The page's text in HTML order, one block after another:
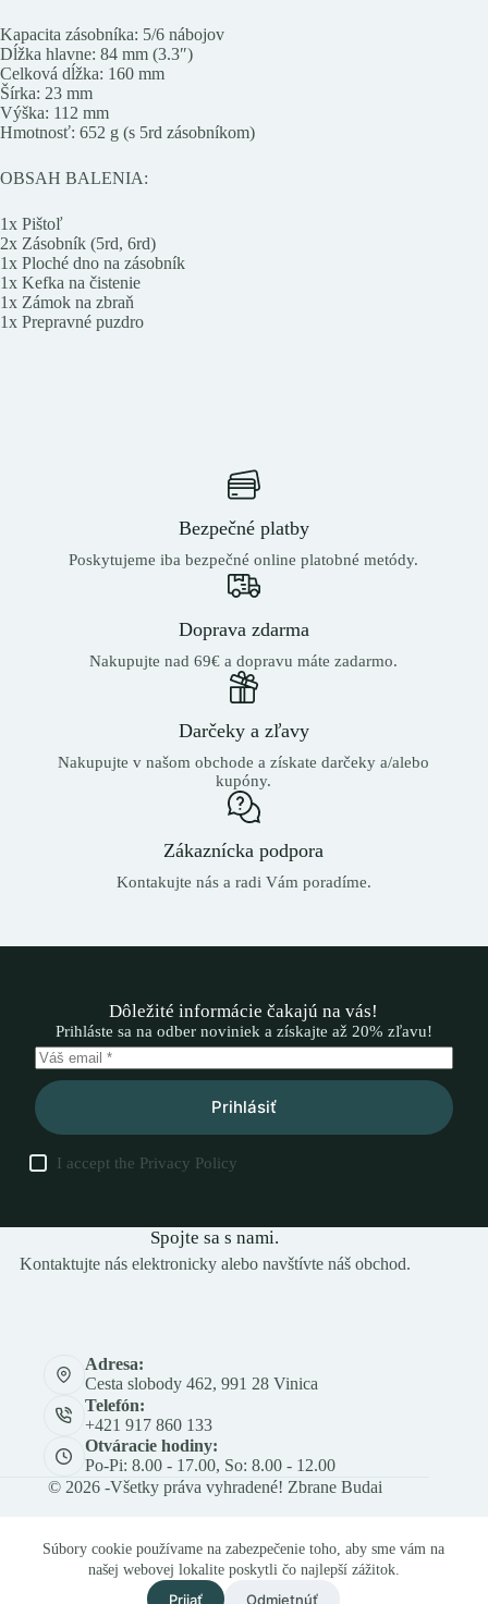
Súbory cookie používame na zabezpečenie toho, aby sme vám na
našej webovej lokalite poskytli čo najlepší zážitok.
Prijať Odmietnúť
Kapacita zásobníka: 5/6 nábojov
Dĺžka hlavne: 84 mm (3.3″)
Celková dĺžka: 160 mm
Šírka: 23 mm
Výška: 112 mm
Hmotnosť: 652 g (s 5rd zásobníkom)
OBSAH BALENIA:
1x Pištoľ
2x Zásobník (5rd, 6rd)
1x Ploché dno na zásobník
1x Kefka na čistenie
1x Zámok na zbraň
1x Prepravné puzdro
Bezpečné platby
Poskytujeme iba bezpečné online platobné metódy.
Doprava zdarma
Nakupujte nad 69€ a dopravu máte zadarmo.
Darčeky a zľavy
Nakupujte v našom obchode a získate darčeky a/alebo
kupóny.
Zákaznícka podpora
Kontakujte nás a radi Vám poradíme.
Dôležité informácie čakajú na vás!
Prihláste sa na odber noviniek a získajte až 20% zľavu!
Prihlásiť
I accept the Privacy Policy
Spojte sa s nami.
Kontaktujte nás elektronicky alebo navštívte náš obchod.
Adresa:
Cesta slobody 462, 991 28 Vinica
Telefón:
+421 917 860 133
Otváracie hodiny:
Po-Pi: 8.00 - 17.00, So: 8.00 - 12.00
© 2026 -Všetky práva vyhradené! Zbrane Budai